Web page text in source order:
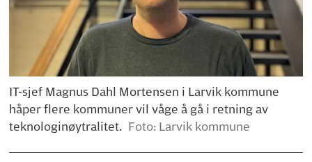
IT-sjef Magnus Dahl Mortensen i Larvik kommune
håper flere kommuner vil våge å gå i retning av
teknologinøytralitet. Foto: Larvik kommune